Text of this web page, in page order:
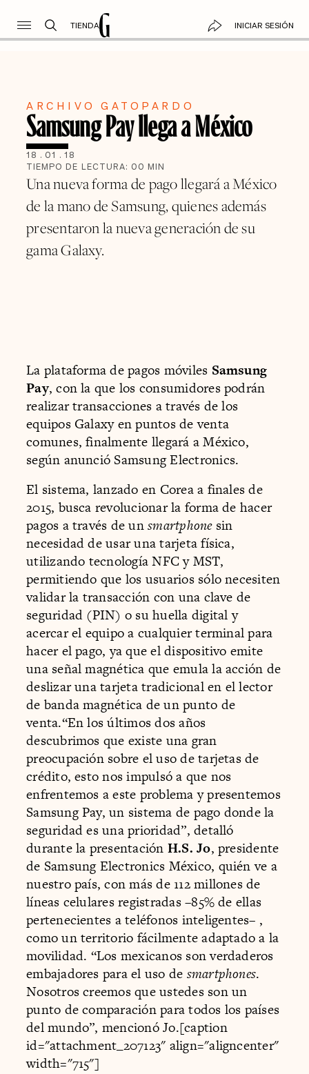
TIENDA INICIAR SESIÓN
ARCHIVO GATOPARDO
Samsung Pay llega a México
18 . 01 . 18
TIEMPO DE LECTURA: 00 MIN
Una nueva forma de pago llegará a México
de la mano de Samsung, quienes además
presentaron la nueva generación de su
gama Galaxy.
La plataforma de pagos móviles Samsung
Pay, con la que los consumidores podrán
realizar transacciones a través de los
equipos Galaxy en puntos de venta
comunes, finalmente llegará a México,
según anunció Samsung Electronics.
El sistema, lanzado en Corea a finales de
2015, busca revolucionar la forma de hacer
pagos a través de unsmartphonesin
necesidad de usar una tarjeta física,
utilizando tecnología NFC y MST,
permitiendo que los usuarios sólo necesiten
validar la transacción con una clave de
seguridad (PIN) o su huella digital y
acercar el equipo a cualquier terminal para
hacer el pago, ya que el dispositivo emite
una señal magnética que emula la acción de
deslizar una tarjeta tradicional en el lector
de banda magnética de un punto de
venta.“En los últimos dos años
descubrimos que existe una gran
preocupación sobre el uso de tarjetas de
crédito, esto nos impulsó a que nos
enfrentemos a este problema y presentemos
Samsung Pay, un sistema de pago donde la
seguridad es una prioridad”, detalló
durante la presentación H.S. Jo, presidente
de Samsung Electronics México, quién ve a
nuestro país, con más de 112 millones de
líneas celulares registradas –85% de ellas
pertenecientes a teléfonos inteligentes– ,
como un territorio fácilmente adaptado a la
movilidad. “Los mexicanos son verdaderos
embajadores para el uso de smartphones.
Nosotros creemos que ustedes son un
punto de comparación para todos los países
del mundo”, mencionó Jo.[caption
id="attachment_207123" align="aligncenter"
width="715"]